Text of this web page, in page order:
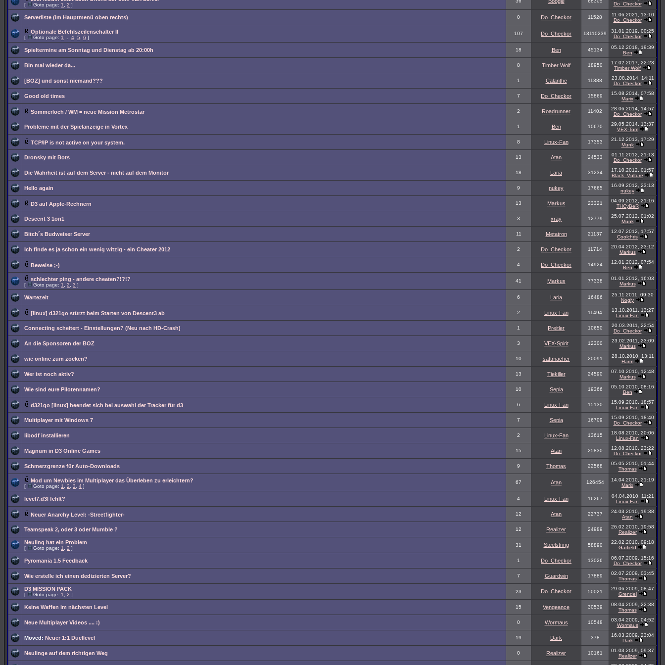
[ Goto page: 1 2 ]
Do_Checkor
Serverliste (im Hauptmenü oben rechts) 0 Do_Checkor 11528
11.06.2021, 13:10
Do_Checkor
Optionale Befehlszeilenschalter II
[ Goto page: 1 4 5 6 ]
107 Do_Checkor 13110239
31.01.2019, 00:25
Do_Checkor
Spieltermine am Sonntag und Dienstag ab 20:00h 18 Ben 45134
05.12.2018, 19:39
Ben
Bin mal wieder da... 8 Timber Wolf 18950
17.02.2017, 22:23
Timber Wolf
[BOZ] und sonst niemand??? 1 Calanthe 11388
23.08.2014, 14:11
Do_Checkor
Good old times 7 Do_Checkor 15869
15.08.2014, 07:58
Marix
Sommerloch / WM = neue Mission Metrostar 2 Roadrunner 11402
28.06.2014, 14:57
Do_Checkor
Probleme mit der Spielanzeige in Vortex 1 Ben 10670
29.05.2014, 13:37
VEX-Tom
TCP/IP is not active on your system. 8 Linux-Fan 17353
21.12.2013, 17:29
Munk
Dronsky mit Bots 13 Atan 24533
01.11.2012, 21:13
Do_Checkor
Die Wahrheit ist auf dem Server - nicht auf dem Monitor 18 Laria 31234
17.10.2012, 01:57
Black_Vulture
Hello again 9 nukey 17665
16.09.2012, 23:13
nukey
D3 auf Apple-Rechnern 13 Markus 23321
04.09.2012, 21:16
THCyBeR
Descent 3 1on1 3 xray 12779
25.07.2012, 01:02
Munk
Bitch´s Budweiser Server 11 Metatron 21137
12.07.2012, 17:57
Coolchris
Ich finde es ja schon ein wenig witzig - ein Cheater 2012 2 Do_Checkor 11714
20.04.2012, 23:12
Markus
Beweise ;-) 4 Do_Checkor 14924
12.01.2012, 07:54
Ben
schlechter ping - andere cheaten?!?!?
[ Goto page: 1 2 3 ]
41 Markus 77338
01.01.2012, 16:03
Markus
Wartezeit 6 Laria 16486
25.11.2011, 09:30
Nogly
[linux] d321go stürzt beim Starten von Descent3 ab 2 Linux-Fan 11494
13.10.2011, 13:27
Linux-Fan
Connecting scheitert - Einstellungen? (Neu nach HD-Crash) 1 Preitler 10650
20.03.2011, 22:54
Do_Checkor
An die Sponsoren der BOZ 3 VEX-Spirit 12300
23.02.2011, 23:09
Markus
wie online zum zocken? 10 sattmacher 20091
28.10.2010, 13:11
Harm
Wer ist noch aktiv? 13 Tiekiller 24590
07.10.2010, 12:48
Markus
Wie sind eure Pilotennamen? 10 Sepia 19366
05.10.2010, 08:16
Ben
d321go [linux] beendet sich bei auswahl der Tracker für d3 6 Linux-Fan 15130
15.09.2010, 18:57
Linux-Fan
Multiplayer mit Windows 7 7 Sepia 16709
15.09.2010, 18:40
Do_Checkor
libodf installieren 2 Linux-Fan 13615
18.08.2010, 20:06
Linux-Fan
Magnum in D3 Online Games 15 Atan 25830
12.08.2010, 23:22
Do_Checkor
Schmerzgrenze für Auto-Downloads 9 Thomas 22568
05.05.2010, 01:44
Thomas
Mod um Newbies im Multiplayer das Überleben zu erleichtern?
[ Goto page: 1 2 3 4 ]
67 Atan 126454
14.04.2010, 21:19
Marix
level7.d3l fehlt? 4 Linux-Fan 16267
04.04.2010, 11:21
Linux-Fan
Neuer Anarchy Level: -Streetfighter- 12 Atan 22737
24.03.2010, 19:38
Atan
Teamspeak 2, oder 3 oder Mumble ? 12 Realizer 24989
26.02.2010, 19:58
Realizer
Neuling hat ein Problem
[ Goto page: 1 2 ]
31 Steelstring 58890
22.02.2010, 09:18
Garfield
Pyromania 1.5 Feedback 1 Do_Checkor 13026
06.07.2009, 15:16
Do_Checkor
Wie erstelle ich einen dedizierten Server? 7 Guardwin 17889
02.07.2009, 03:45
Thomas
D3 MISSION PACK
[ Goto page: 1 2 ]
23 Do_Checkor 50021
29.06.2009, 08:47
Grendel
Keine Waffen im nächsten Level 15 Vengeance 30539
08.04.2009, 22:38
Thomas
Neue Multiplayer Videos .... :) 0 Wormaus 10548
03.04.2009, 04:52
Wormaus
Moved: Neuer 1:1 Duellevel 19 Dark 378
16.03.2009, 23:04
Dark
Neulinge auf dem richtigen Weg 0 Realizer 10161
01.03.2009, 09:37
Realizer